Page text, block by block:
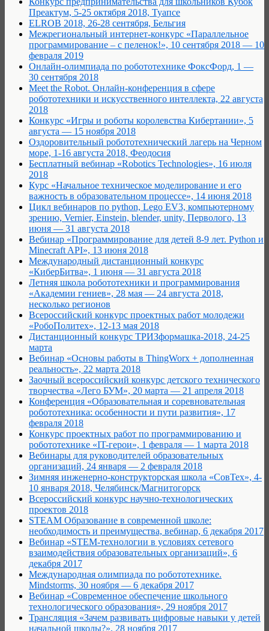
Преактум, 5-25 октября 2018, Туапсе
ELROB 2018, 26-28 сентября, Бельгия
Межрегиональный интернет-конкурс «Параллельное
программирование – с пеленок!», 10 сентября 2018 — 10
февраля 2019
Онлайн-олимпиада по робототехнике ФоксФорд, 1 —
30 сентября 2018
Meet the Robot. Онлайн-конференция в сфере
робототехники и искусственного интеллекта, 22 августа
2018
Конкурс «Игры и роботы королевства Кибертании», 5
августа — 15 ноября 2018
Оздоровительный робототехнический лагерь на Черном
море, 1-16 августа 2018, Феодосия
Бесплатный вебинар «Robotics Technologies», 16 июля
2018
Курс «Начальное техническое моделирование и его
важность в образовательном процессе», 14 июня 2018
Цикл вебинаров по python, Lego EV3, компьютерному
зрению, Vernier, Einstein, blender, unity, Перволого, 13
июня — 31 августа 2018
Вебинар «Программирование для детей 8-9 лет. Python и
Minecraft API», 13 июня 2018
Международный дистанционный конкурс
«КиберБитва», 1 июня — 31 августа 2018
Летняя школа робототехники и программирования
«Академии гениев», 28 мая — 24 августа 2018,
несколько регионов
Всероссийский конкурс проектных работ молодежи
«РобоПолитех», 12-13 мая 2018
Дистанционный конкурс ТРИЗформашка-2018, 24-25
марта
Вебинар «Основы работы в ThingWorx + дополненная
реальность», 22 марта 2018
Заочный всероссийский конкурс детского технического
творчества «Лего БУМ», 20 марта — 21 апреля 2018
Конференция «Образовательная и соревновательная
робототехника: особенности и пути развития», 17
февраля 2018
Конкурс проектных работ по программированию и
робототехнике «IT-герои», 1 февраля — 1 марта 2018
Вебинары для руководителей образовательных
организаций, 24 января — 2 февраля 2018
Зимняя инженерно-конструкторская школа «СовТех», 4-
10 января 2018, Челябинск/Магнитогорск
Всероссийский конкурс научно-технологических
проектов 2018
STEAM Образование в современной школе:
необходимость и преимущества, вебинар, 6 декабря 2017
Вебинар «STEM-технологии в условиях сетевого
взаимодействия образовательных организаций», 6
декабря 2017
Международная олимпиада по робототехнике.
Mindstorms, 30 ноября — 6 декабря 2017
Вебинар «Современное обеспечение школьного
технологического образования», 29 ноября 2017
Трансляция «Зачем развивать цифровые навыки у детей
начальной школы?», 28 ноября 2017